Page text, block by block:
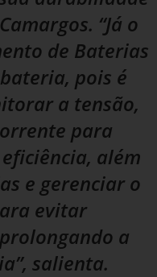
“Já o
de Baterias
pois é
a tensão,
para
além
e gerenciar o
evitar
a
salienta.